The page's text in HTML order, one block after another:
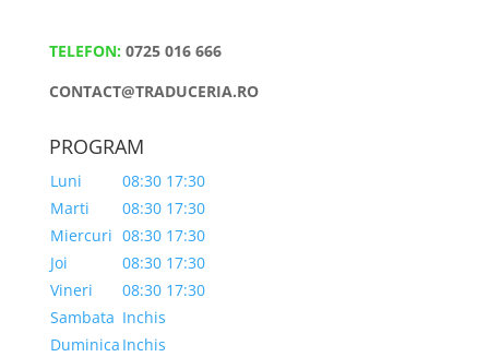
TELEFON: 0725 016 666
CONTACT@TRADUCERIA.RO
PROGRAM
Luni
08:30 17:30
Marti
08:30 17:30
Miercuri 08:30 17:30
Joi
08:30 17:30
Vineri
08:30 17:30
Sambata Inchis
Duminica Inchis